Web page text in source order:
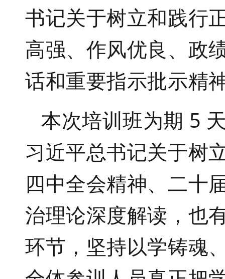
书记关于树立和践行
高强、作风优良、政
话和重要指示批示精
本次培训班为期 5
习近平总书记关于树
四中全会精神、二十
治理论深度解读，也
环节，坚持以学铸魂